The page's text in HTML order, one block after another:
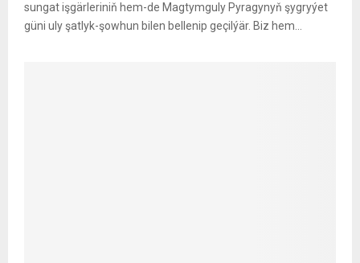
sungat işgärleriniň hem-de Magtymguly Pyragynyň şygryýet
güni uly şatlyk-şowhun bilen bellenip geçilýär. Biz hem...